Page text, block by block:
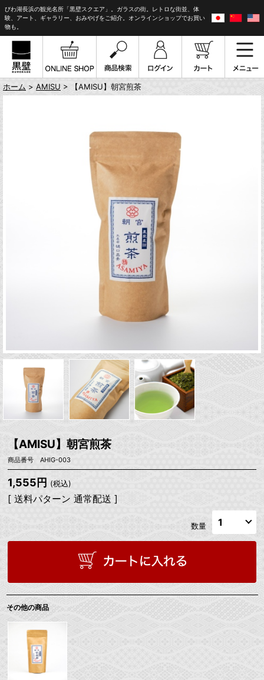
びわ湖長浜の観光名所「黒壁スクエア」。ガラスの街。レトロな街並、体
験、アート、ギャラリー、おみやげをご紹介。オンラインショップでお買い
物も。
ホーム > AMISU > 【AMISU】朝宮煎茶
【AMISU】朝宮煎茶
商品番号 AHIG-003
1,555円 (税込)
[ 送料パターン 通常配送 ]
数量
その他の商品